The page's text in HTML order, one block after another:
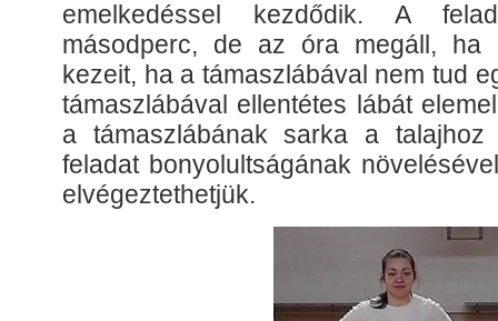
emelkedéssel kezdődik. A
másodperc, de az óra megáll, ha
kezeit, ha a támaszlábával nem tud
támaszlábával ellentétes lábát
a támaszlábának sarka a
feladat bonyolultságának
elvégeztethetjük.